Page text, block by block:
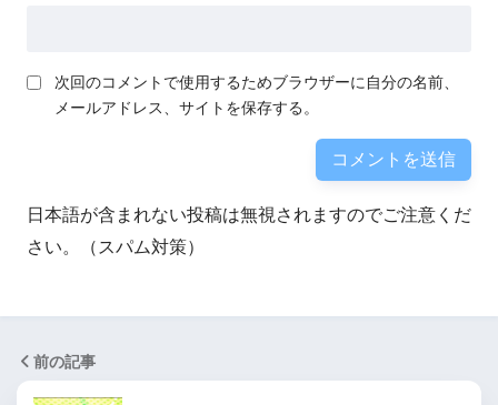
次回のコメントで使用するためブラウザーに自分の名前、
メールアドレス、サイトを保存する。
日本語が含まれない投稿は無視されますのでご注意くだ
さい。（スパム対策）
前の記事